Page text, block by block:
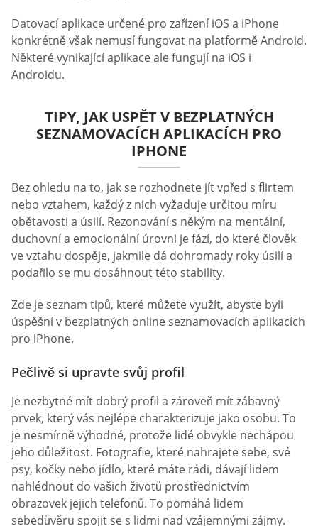
Datovací aplikace určené pro zařízení iOS a iPhone
konkrétně však nemusí fungovat na platformě Android.
Některé vynikající aplikace ale fungují na iOS i
Androidu.
TIPY, JAK USPĚT V BEZPLATNÝCH
SEZNAMOVACÍCH APLIKACÍCH PRO
IPHONE
Bez ohledu na to, jak se rozhodnete jít vpřed s flirtem
nebo vztahem, každý z nich vyžaduje určitou míru
obětavosti a úsilí. Rezonování s někým na mentální,
duchovní a emocionální úrovni je fází, do které člověk
ve vztahu dospěje, jakmile dá dohromady roky úsilí a
podařilo se mu dosáhnout této stability.
Zde je seznam tipů, které můžete využít, abyste byli
úspěšní v bezplatných online seznamovacích aplikacích
pro iPhone.
Pečlivě si upravte svůj profil
Je nezbytné mít dobrý profil a zároveň mít zábavný
prvek, který vás nejlépe charakterizuje jako osobu. To
je nesmírně výhodné, protože lidé obvykle nechápou
jeho důležitost. Fotografie, které nahrajete sebe, své
psy, kočky nebo jídlo, které máte rádi, dávají lidem
nahlédnout do vašich životů prostřednictvím
obrazovek jejich telefonů. To pomáhá lidem
sebedůvěru spojit se s lidmi nad vzájemnými zájmy.